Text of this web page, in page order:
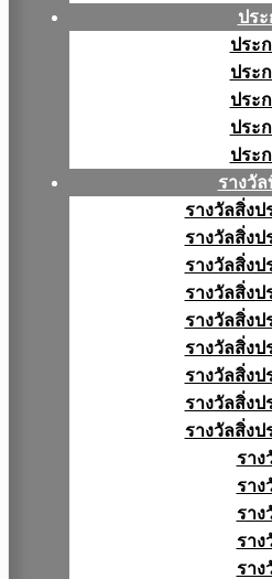
ปร
ประ
ประ
ประ
ประ
ประ
รางวั
รางวัลสิ่ง
รางวัลสิ่ง
รางวัลสิ่ง
รางวัลสิ่ง
รางวัลสิ่ง
รางวัลสิ่ง
รางวัลสิ่ง
รางวัลสิ่ง
รางวัลสิ่ง
ราง
ราง
ราง
ราง
ราง